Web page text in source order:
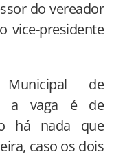
do vereador
vice-presidente
de
a vaga é de
há nada que
caso os dois